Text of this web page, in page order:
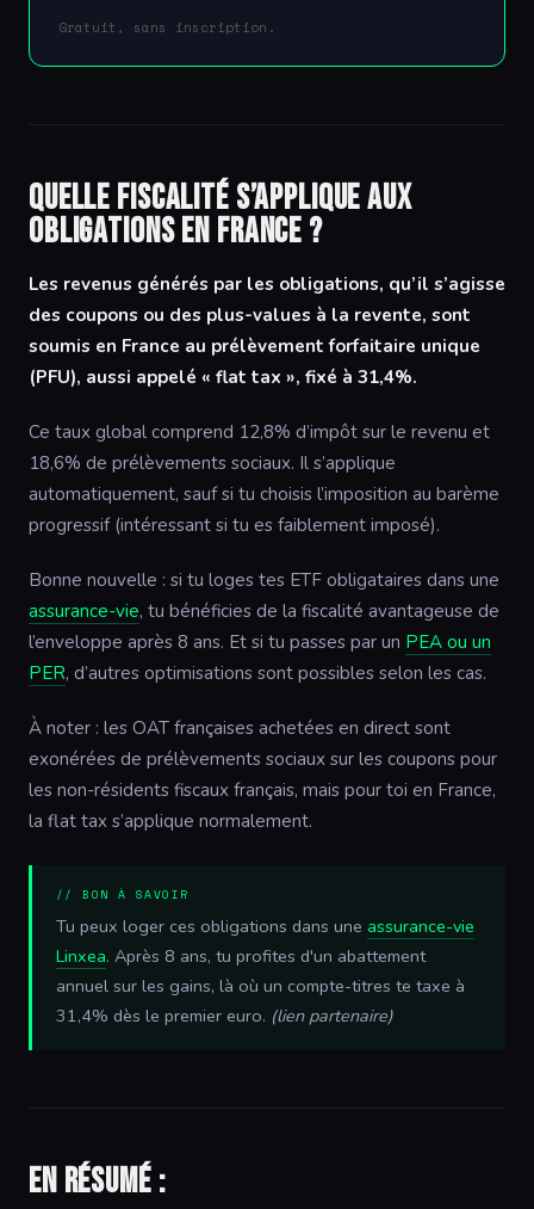
Gratuit, sans inscription.
Quelle fiscalité s’applique aux
obligations en France ?
Les revenus générés par les obligations, qu’il s’agisse
des coupons ou des plus-values à la revente, sont
soumis en France au prélèvement forfaitaire unique
(PFU), aussi appelé « flat tax », fixé à 31,4%.
Ce taux global comprend 12,8% d’impôt sur le revenu et
18,6% de prélèvements sociaux. Il s’applique
automatiquement, sauf si tu choisis l’imposition au barème
progressif (intéressant si tu es faiblement imposé).
Bonne nouvelle : si tu loges tes ETF obligataires dans une
assurance-vie, tu bénéficies de la fiscalité avantageuse de
l’enveloppe après 8 ans. Et si tu passes par un PEA ou un
PER, d’autres optimisations sont possibles selon les cas.
À noter : les OAT françaises achetées en direct sont
exonérées de prélèvements sociaux sur les coupons pour
les non-résidents fiscaux français, mais pour toi en France,
la flat tax s’applique normalement.
// BON À SAVOIR
Tu peux loger ces obligations dans une assurance-vie
Linxea. Après 8 ans, tu profites d'un abattement
annuel sur les gains, là où un compte-titres te taxe à
31,4% dès le premier euro. (lien partenaire)
En résumé :